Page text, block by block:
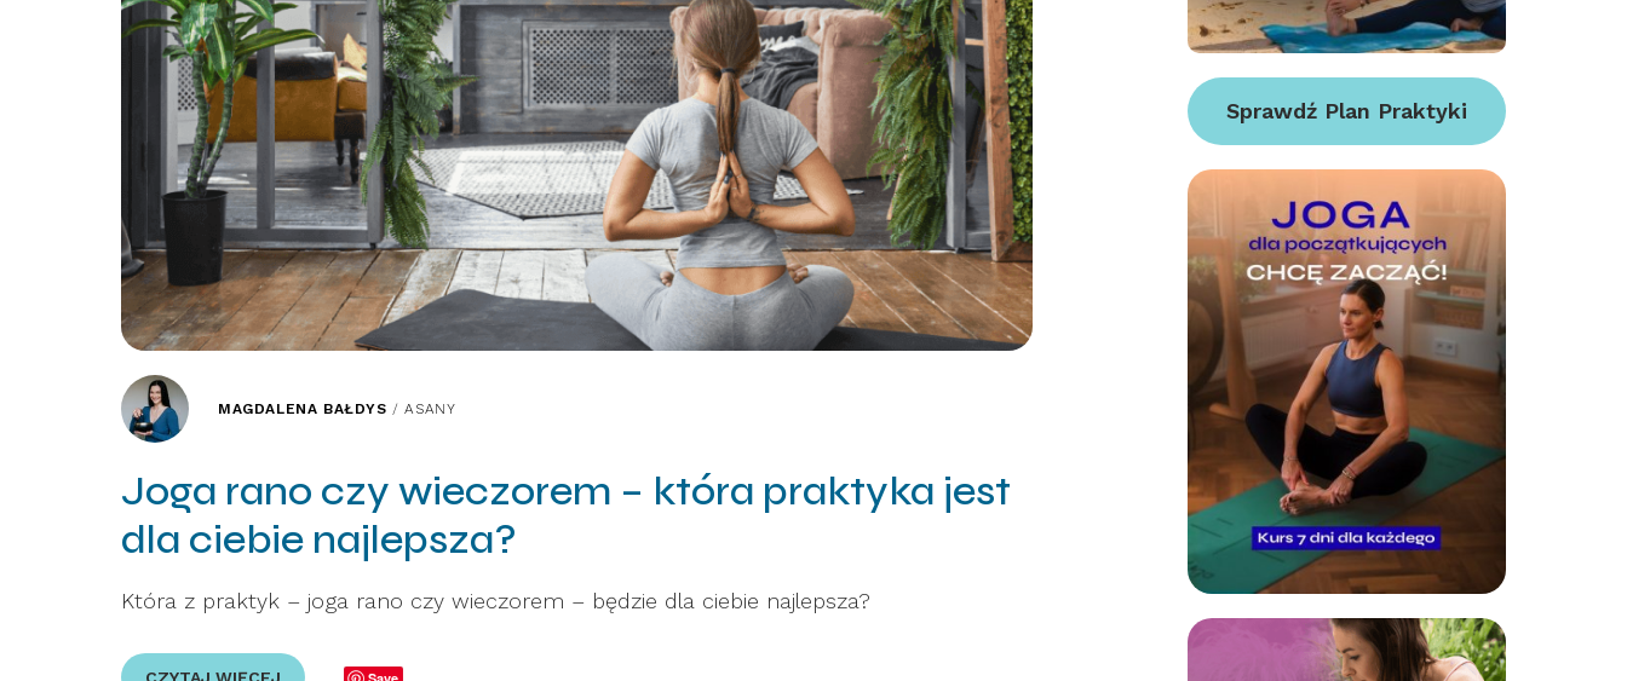
MAGDALENA BAŁDYS /ASANY
Joga rano czy wieczorem – która praktyka jest
dla ciebie najlepsza?
Która z praktyk – joga rano czy wieczorem – będzie dla ciebie najlepsza?
CZYTAJ WIĘCEJ
Sprawdź Plan Praktyki